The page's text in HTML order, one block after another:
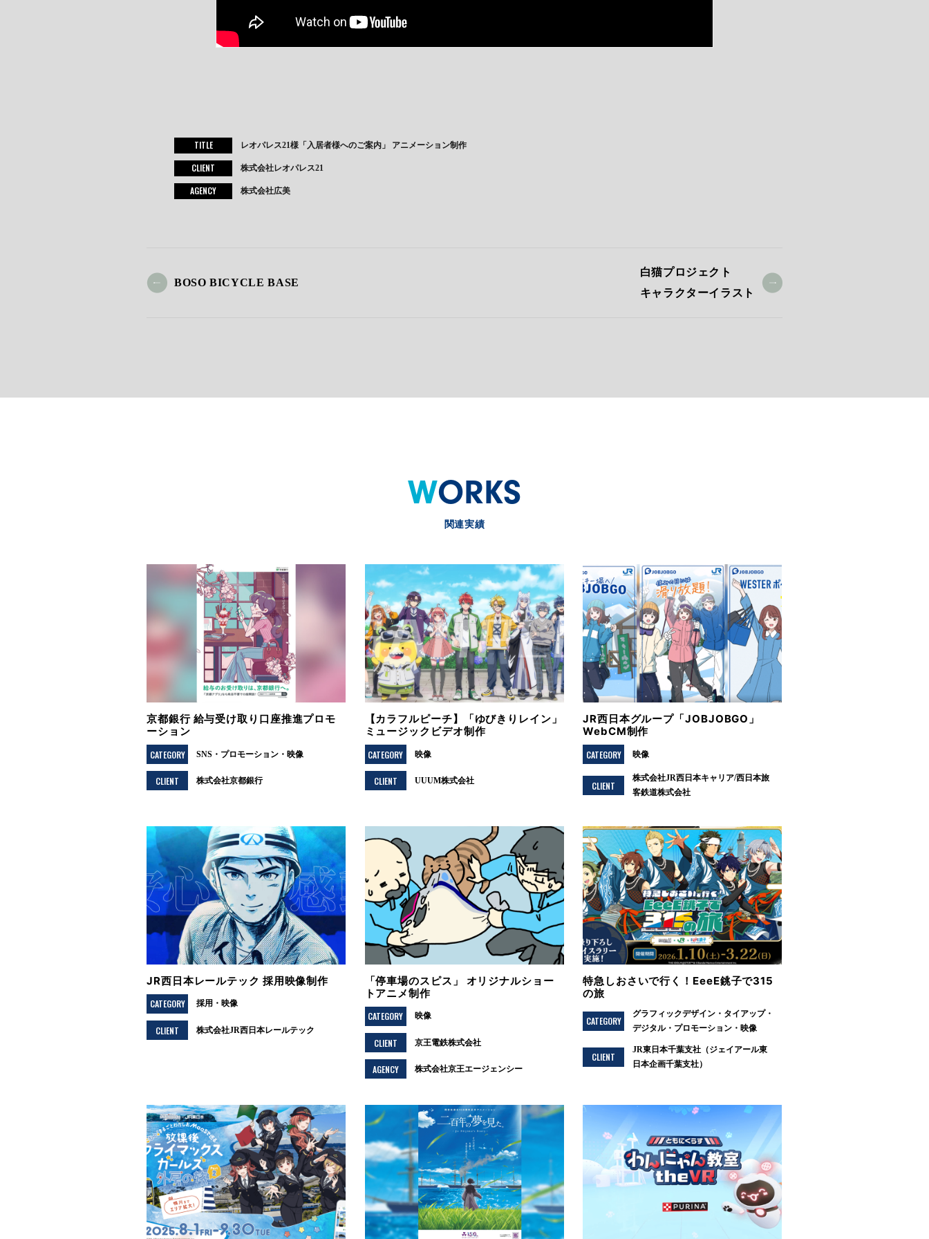
TITLE レオパレス21様「入居者様へのご案内」 アニメーション制作
CLIENT 株式会社レオパレス21
AGENCY 株式会社広美
BOSO BICYCLE BASE
白猫プロジェクト
キャラクターイラスト
WORKS
関連実績
京都銀行 給与受け取り口座推進プロモ
ーション
CATEGORY SNS プロモーション 映像
CLIENT 株式会社京都銀行
【カラフルピーチ】「ゆびきりレイン」
ミュージックビデオ制作
CATEGORY 映像
CLIENT UUUM株式会社
JR西日本グループ「JOBJOBGO」
WebCM制作
CATEGORY 映像
CLIENT
株式会社JR西日本キャリア/西日本旅
客鉄道株式会社
JR西日本レールテック 採用映像制作
CATEGORY 採用 映像
CLIENT 株式会社JR西日本レールテック
「停車場のスピス」 オリジナルショー
トアニメ制作
CATEGORY 映像
CLIENT 京王電鉄株式会社
AGENCY 株式会社京王エージェンシー
特急しおさいで行く！EeeE銚子で315
の旅
CATEGORY
グラフィックデザイン
タイアップ
デジタル
プロモーション 映像
CLIENT
JR東日本千葉支社（ジェイアール東
日本企画千葉支社）